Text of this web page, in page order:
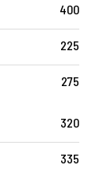
400
225
275
320
335